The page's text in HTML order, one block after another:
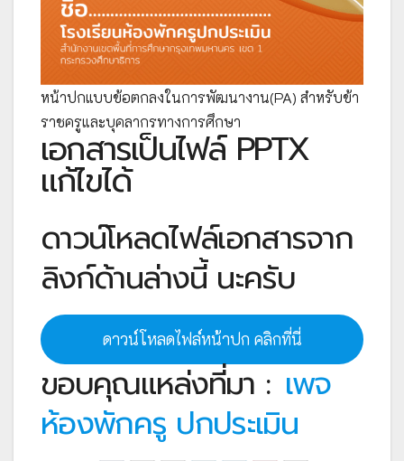
หน้าปกแบบข้อตกลงในการพัฒนางาน(PA) สำหรับข้า
ราชครูและบุคลากรทางการศึกษา
เอกสารเป็นไฟล์ PPTX
แก้ไขได้
ดาวน์โหลดไฟล์เอกสารจาก
ลิงก์ด้านล่างนี้ นะครับ
ดาวน์โหลดไฟล์หน้าปก คลิกที่นี่
ขอบคุณแหล่งที่มา : เพจ
ห้องพักครู ปกประเมิน